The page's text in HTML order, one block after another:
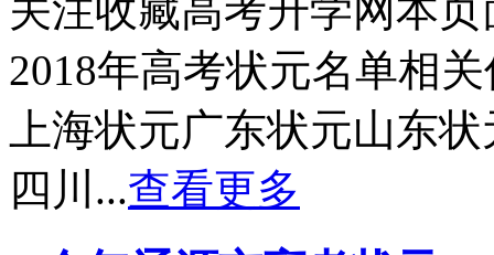
关注收藏高考升学网本
2018年高考状元名单相
上海状元广东状元山东
四川...查看更多